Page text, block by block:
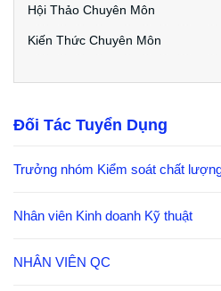
Hội Thảo Chuyên Môn
Kiến Thức Chuyên Môn
Đối Tác Tuyển Dụng
Trưởng nhóm Kiểm soát chất
Nhân viên Kinh doanh Kỹ thuật
NHÂN VIÊN QC